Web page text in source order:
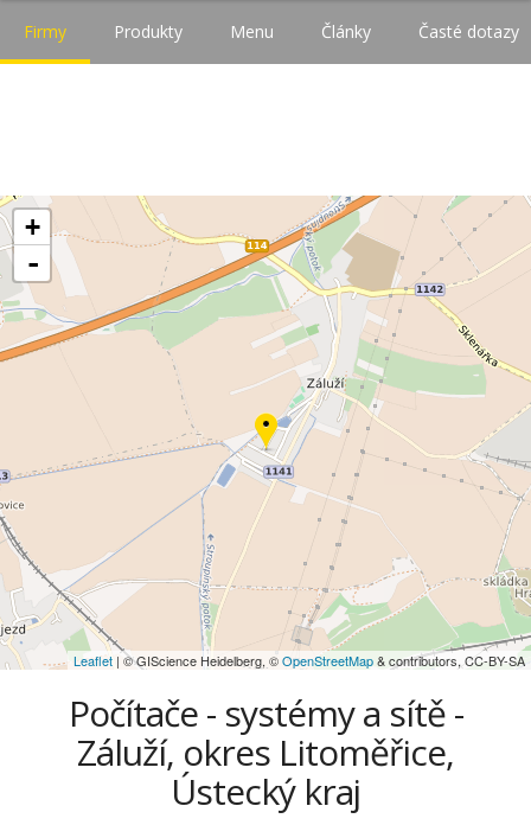
Firmy Produkty Menu Články Časté dotazy
+
-
Leaflet | © GIScience Heidelberg, ©OpenStreetMap& contributors, CC-BY-SA
Počítače - systémy a sítě -
Záluží, okres Litoměřice,
Ústecký kraj